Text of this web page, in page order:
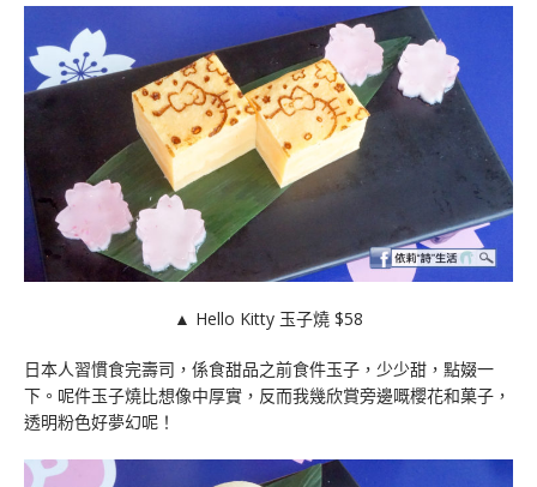
▲ Hello Kitty 玉子燒 $58
日本人習慣食完壽司，係食甜品之前食件玉子，少少甜，點娺一
下。呢件玉子燒比想像中厚實，反而我幾欣賞旁邊嘅櫻花和菓子，
透明粉色好夢幻呢！